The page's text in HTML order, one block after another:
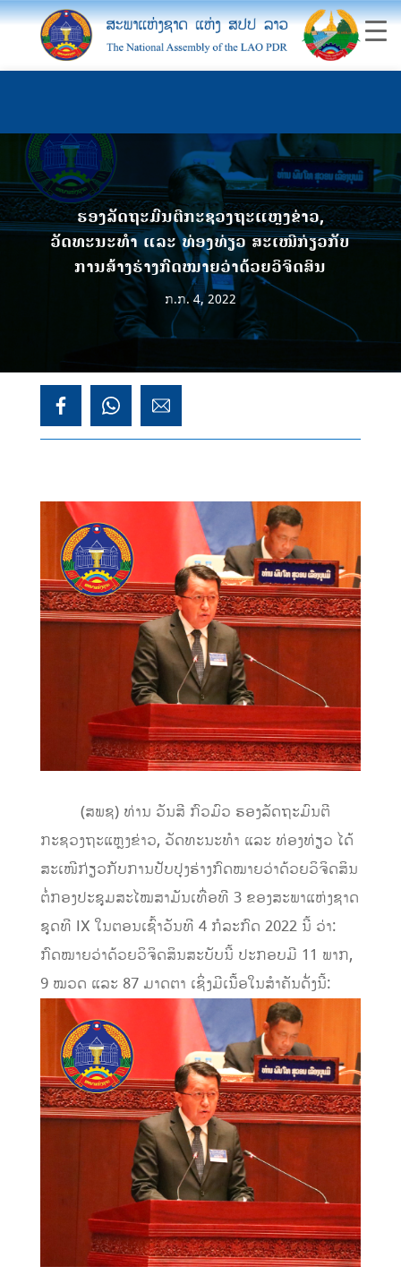
ຮອງລັດຖະມົນຕີກະຊວງຖະແຫຼງຂ່າວ,
ວັດທະນະທຳ ແລະ ທ່ອງທ່ຽວ ສະເໜີກ່ຽວກັບ
ການສ້າງຮ່າງກົດໝາຍວ່າດ້ວຍວິຈິດສິນ
ກ.ກ. 4, 2022
(ສພຊ) ທ່ານ ວັນສີ ກົວມົວ ຮອງລັດຖະມົນຕີ
ກະຊວງຖະແຫຼງຂ່າວ, ວັດທະນະທຳ ແລະ ທ່ອງທ່ຽວ ໄດ້
ສະເໜີກ່ຽວກັບການປັບປຸງຮ່າງກົດໝາຍວ່າດ້ວຍວິຈິດສິນ
ຕໍ່ກອງປະຊຸມສະໄໝສາມັນເທື່ອທີ 3 ຂອງສະພາແຫ່ງຊາດ
ຊຸດທີ IX ໃນຕອນເຊົ້າວັນທີ 4 ກໍລະກົດ 2022 ນີ້ ວ່າ:
ກົດໝາຍວ່າດ້ວຍວິຈິດສິນສະບັບນີ້ ປະກອບມີ 11 ພາກ,
9 ໝວດ ແລະ 87 ມາດຕາ ເຊິ່ງມີເນື້ອໃນສຳຄັນດັ່ງນີ້: